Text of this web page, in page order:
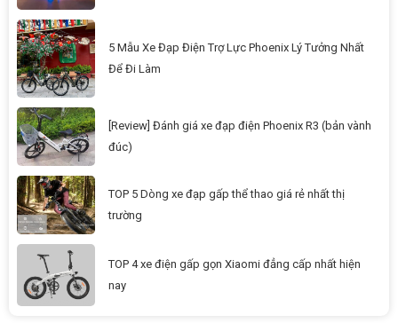
5 Mẫu Xe Đạp Điện Trợ Lực Phoenix Lý Tưởng Nhất
Để Đi Làm
[Review] Đánh giá xe đạp điện Phoenix R3 (bản vành
đúc)
TOP 5 Dòng xe đạp gấp thể thao giá rẻ nhất thị
trường
TOP 4 xe điện gấp gọn Xiaomi đẳng cấp nhất hiện
nay